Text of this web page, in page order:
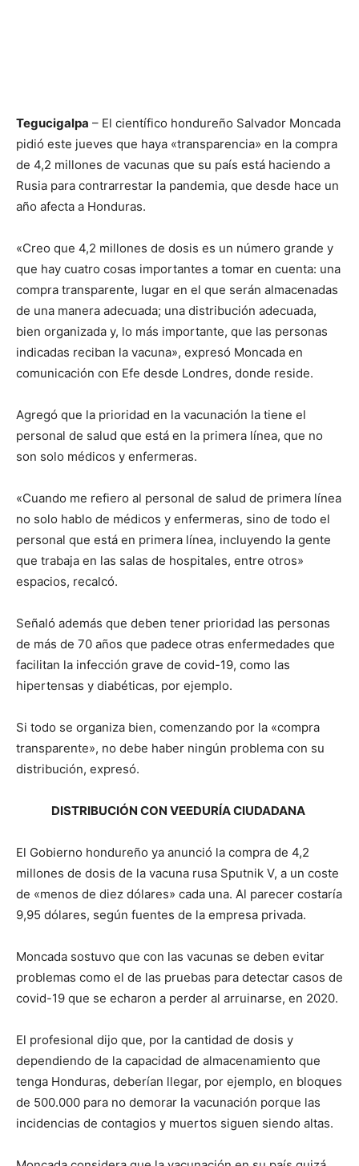
Tegucigalpa – El científico hondureño Salvador Moncada
pidió este jueves que haya «transparencia» en la compra
de 4,2 millones de vacunas que su país está haciendo a
Rusia para contrarrestar la pandemia, que desde hace un
año afecta a Honduras.
«Creo que 4,2 millones de dosis es un número grande y
que hay cuatro cosas importantes a tomar en cuenta: una
compra transparente, lugar en el que serán almacenadas
de una manera adecuada; una distribución adecuada,
bien organizada y, lo más importante, que las personas
indicadas reciban la vacuna», expresó Moncada en
comunicación con Efe desde Londres, donde reside.
Agregó que la prioridad en la vacunación la tiene el
personal de salud que está en la primera línea, que no
son solo médicos y enfermeras.
«Cuando me refiero al personal de salud de primera línea
no solo hablo de médicos y enfermeras, sino de todo el
personal que está en primera línea, incluyendo la gente
que trabaja en las salas de hospitales, entre otros»
espacios, recalcó.
Señaló además que deben tener prioridad las personas
de más de 70 años que padece otras enfermedades que
facilitan la infección grave de covid-19, como las
hipertensas y diabéticas, por ejemplo.
Si todo se organiza bien, comenzando por la «compra
transparente», no debe haber ningún problema con su
distribución, expresó.
DISTRIBUCIÓN CON VEEDURÍA CIUDADANA
El Gobierno hondureño ya anunció la compra de 4,2
millones de dosis de la vacuna rusa Sputnik V, a un coste
de «menos de diez dólares» cada una. Al parecer costaría
9,95 dólares, según fuentes de la empresa privada.
Moncada sostuvo que con las vacunas se deben evitar
problemas como el de las pruebas para detectar casos de
covid-19 que se echaron a perder al arruinarse, en 2020.
El profesional dijo que, por la cantidad de dosis y
dependiendo de la capacidad de almacenamiento que
tenga Honduras, deberían llegar, por ejemplo, en bloques
de 500.000 para no demorar la vacunación porque las
incidencias de contagios y muertos siguen siendo altas.